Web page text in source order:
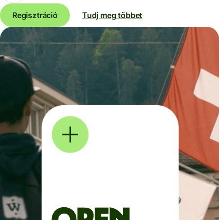
Regisztráció Tudj meg többet